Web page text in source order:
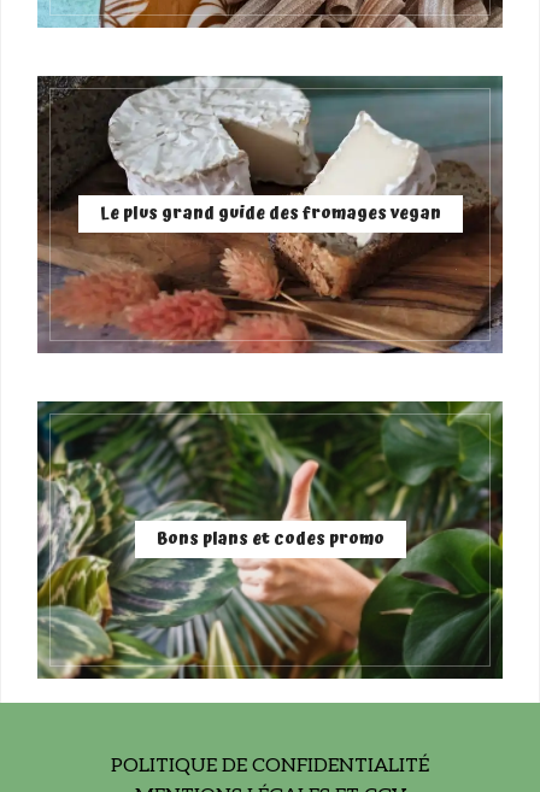
Le plus grand guide des fromages vegan
Bons plans et codes promo
POLITIQUE DE CONFIDENTIALITÉ